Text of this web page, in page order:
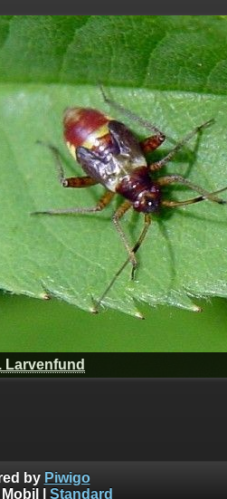
Larvenfund
by Piwigo
Mobil Standard